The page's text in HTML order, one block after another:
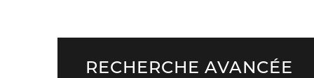
RECHERCHE AVANCÉE